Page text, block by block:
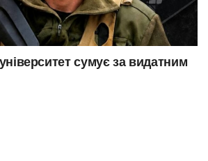
сумує за видатним